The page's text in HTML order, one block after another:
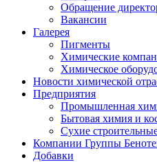
Обращение
Вакансии
Галерея
Пигменты
Химические
Химическое
Новости химической
Предприятия
Промышленная
Бытовая химия и
Сухие
Компании Группы
Добавки